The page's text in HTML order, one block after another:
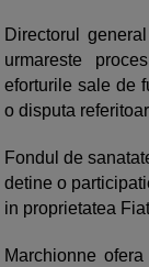
Directorul
urmareste
eforturile sale de
o disputa
Fondul de
detine o
in proprietatea
Marchionne